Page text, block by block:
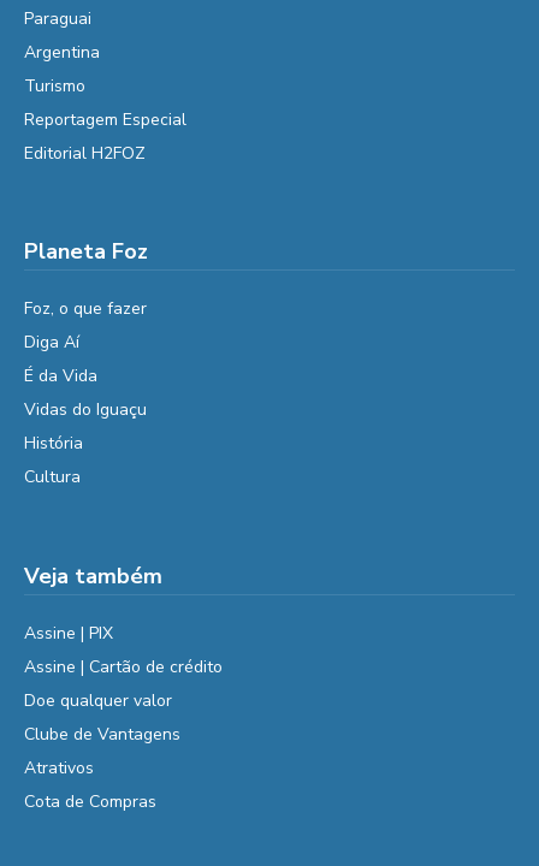
Paraguai
Argentina
Turismo
Reportagem Especial
Editorial H2FOZ
Planeta Foz
Foz, o que fazer
Diga Aí
É da Vida
Vidas do Iguaçu
História
Cultura
Veja também
Assine | PIX
Assine | Cartão de crédito
Doe qualquer valor
Clube de Vantagens
Atrativos
Cota de Compras